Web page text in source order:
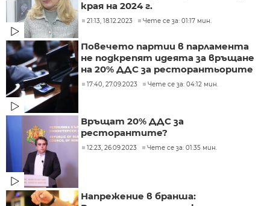
края на 2024 г.
21:13, 18.12.2023 Чете се за: 01:17 мин.
Повечето партии в парламента
не подкрепят идеята за връщане
на 20% ДДС за ресторантьорите
17:40, 27.09.2023 Чете се за: 04:12 мин.
Връщат 20% ДДС за
ресторантите?
12:23, 26.09.2023 Чете се за: 01:35 мин.
Напрежение в бранша: